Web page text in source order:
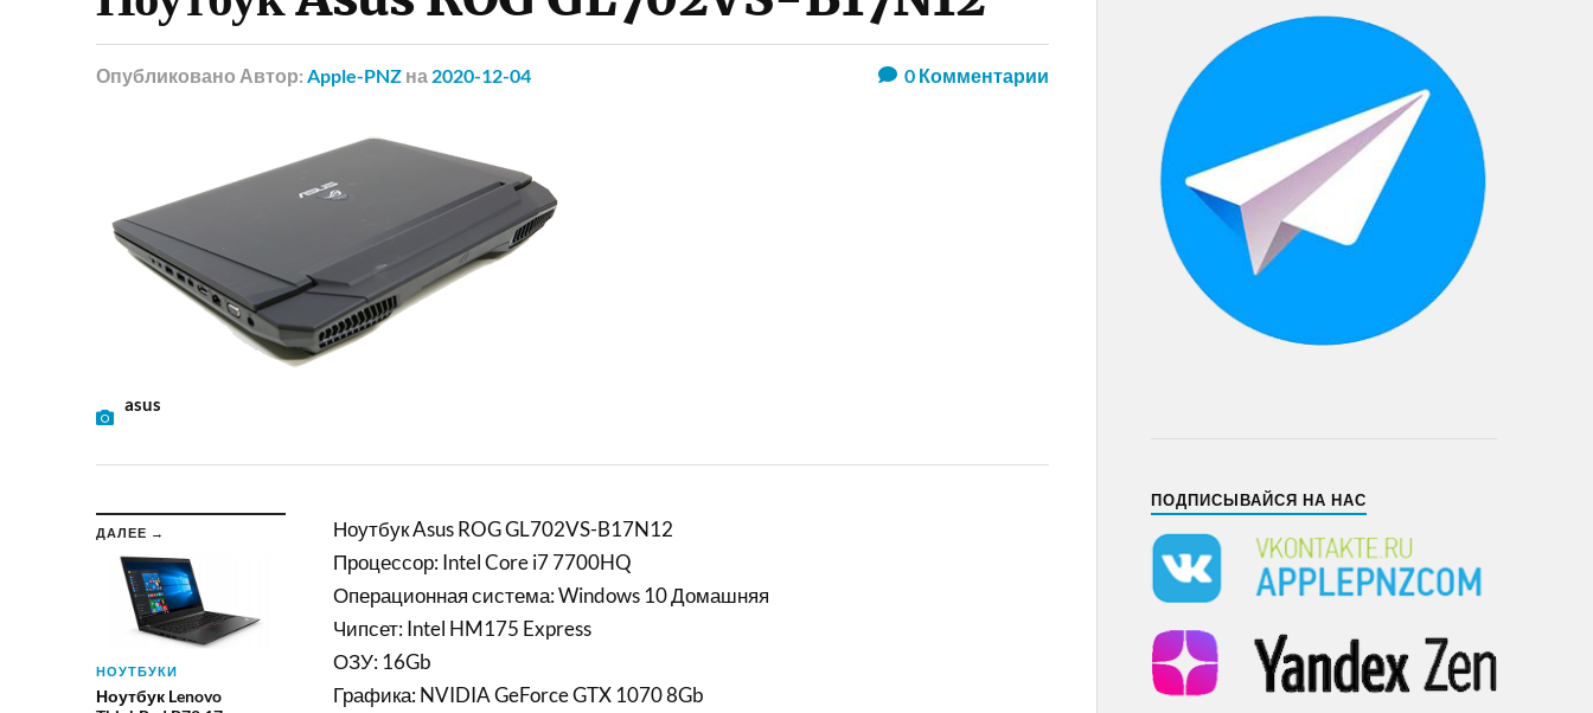
Опубликовано Автор: Apple-PNZ на 2020-12-04 0Комментарии
asus
ДАЛЕЕ →
НОУТБУКИ
Ноутбук Lenovo
Ноутбук Asus ROG GL702VS-B17N12
Процессор: Intel Core i7 7700HQ
Операционная система: Windows 10 Домашняя
Чипсет: Intel HM175 Express
ОЗУ: 16Gb
Графика: NVIDIA GeForce GTX 1070 8Gb
ПОДПИСЫВАЙСЯ НА НАС